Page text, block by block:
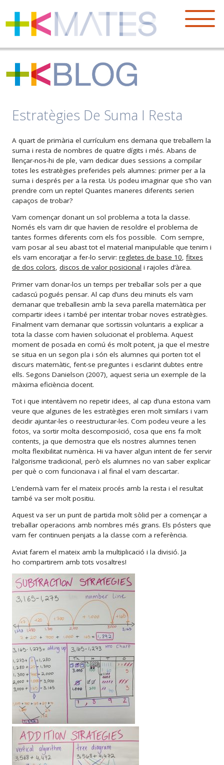
Estratègies De Suma I Resta
A quart de primària el currículum ens demana que treballem la
suma i resta de nombres de quatre dígits i més. Abans de
llençar-nos-hi de ple, vam dedicar dues sessions a compilar
totes les estratègies preferides pels alumnes: primer per a la
suma i després per a la resta. Us podeu imaginar que s’ho van
prendre com un repte! Quantes maneres diferents serien
capaços de trobar?
Vam començar donant un sol problema a tota la classe.
Només els vam dir que havien de resoldre el problema de
tantes formes diferents com els fos possible. Com sempre,
vam posar al seu abast tot el material manipulable que tenim i
els vam encoratjar a fer-lo servir: regletes de base 10, fitxes
de dos colors, discos de valor posicional i rajoles d’àrea.
Primer vam donar-los un temps per treballar sols per a que
cadascú pogués pensar. Al cap d’uns deu minuts els vam
demanar que treballesin amb la seva parella matemàtica per
compartir idees i també per intentar trobar noves estratègies.
Finalment vam demanar que sortissin voluntaris a explicar a
tota la classe com havien solucionat el problema. Aquest
moment de posada en comú és molt potent, ja que el mestre
se situa en un segon pla i són els alumnes qui porten tot el
discurs matemàtic, fent-se preguntes i esclarint dubtes entre
ells. Segons Danielson (2007), aquest seria un exemple de la
màxima eficiència docent.
Tot i que intentàvem no repetir idees, al cap d’una estona vam
veure que algunes de les estratègies eren molt similars i vam
decidir ajuntar-les o reestructurar-les. Com podeu veure a les
fotos, va sortir molta descomposició, cosa que ens fa molt
contents, ja que demostra que els nostres alumnes tenen
molta flexibilitat numèrica. Hi va haver algun intent de fer servir
l’algorisme tradicional, però els alumnes no van saber explicar
per què o com funcionava i al final el vam descartar.
L’endemà vam fer el mateix procés amb la resta i el resultat
també va ser molt positiu.
Aquest va ser un punt de partida molt sòlid per a començar a
treballar operacions amb nombres més grans. Els pósters que
vam fer continuen penjats a la classe com a referència.
Aviat farem el mateix amb la multiplicació i la divisió. Ja
ho compartirem amb tots vosaltres!